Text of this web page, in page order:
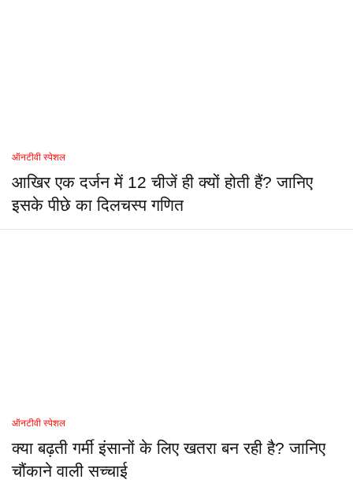
ऑनटीवी स्पेशल
आखिर एक दर्जन में 12 चीजें ही क्यों होती हैं? जानिए
इसके पीछे का दिलचस्प गणित
ऑनटीवी स्पेशल
क्या बढ़ती गर्मी इंसानों के लिए खतरा बन रही है? जानिए
चौंकाने वाली सच्चाई